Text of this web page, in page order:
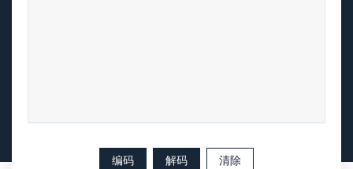
编码 解码 清除